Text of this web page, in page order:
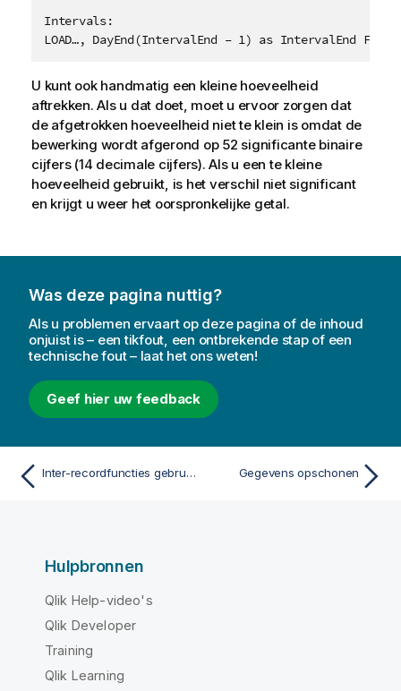
Intervals:
LOAD…, DayEnd(IntervalEnd – 1) as IntervalEnd
U kunt ook handmatig een kleine hoeveelheid
aftrekken. Als u dat doet, moet u ervoor zorgen dat
de afgetrokken hoeveelheid niet te klein is omdat de
bewerking wordt afgerond op 52 significante binaire
cijfers (14 decimale cijfers). Als u een te kleine
hoeveelheid gebruikt, is het verschil niet significant
en krijgt u weer het oorspronkelijke getal.
Was deze pagina nuttig?
Als u problemen ervaart op deze pagina of de inhoud
onjuist is – een tikfout, een ontbrekende stap of een
technische fout – laat het ons weten!
Geef hier uw feedback
Inter-recordfuncties gebruiken: Peek, Previous en Exists Gegevens opschonen
Hulpbronnen
Qlik Help-video's
Qlik Developer
Training
Qlik Learning